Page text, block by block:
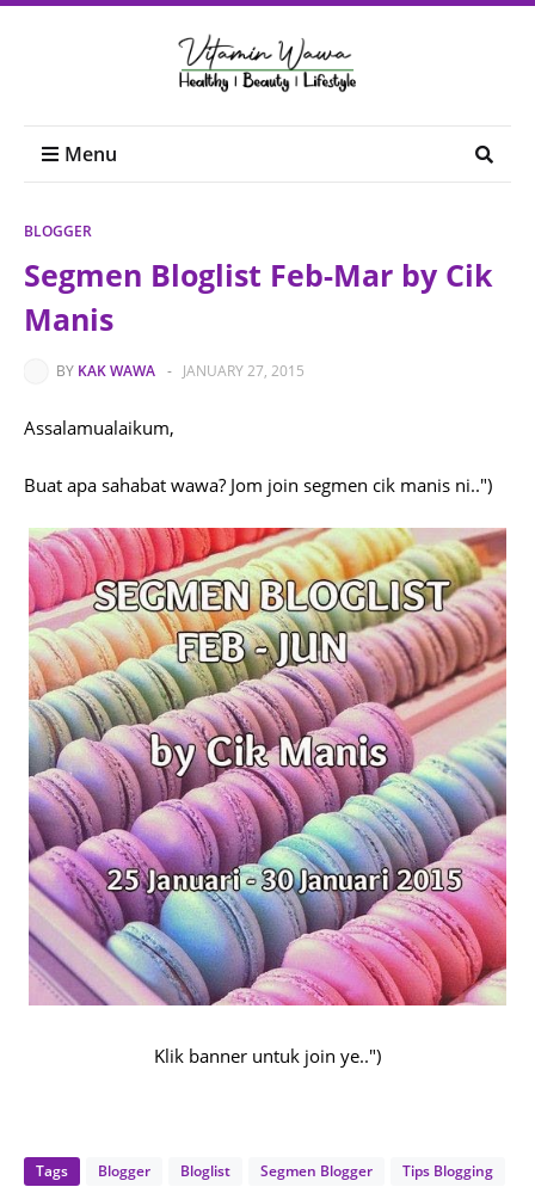
Menu
BLOGGER
Segmen Bloglist Feb-Mar by Cik
Manis
BY KAK WAWA - JANUARY 27, 2015
Assalamualaikum,
Buat apa sahabat wawa? Jom join segmen cik manis ni..")
Klik banner untuk join ye..")
Tags Blogger Bloglist Segmen Blogger Tips Blogging